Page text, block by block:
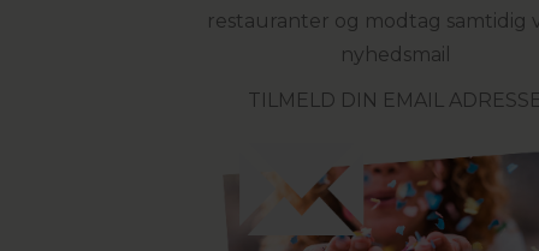
restauranter og modtag samtidig
nyhedsmail
TILMELD DIN EMAIL ADRESSE